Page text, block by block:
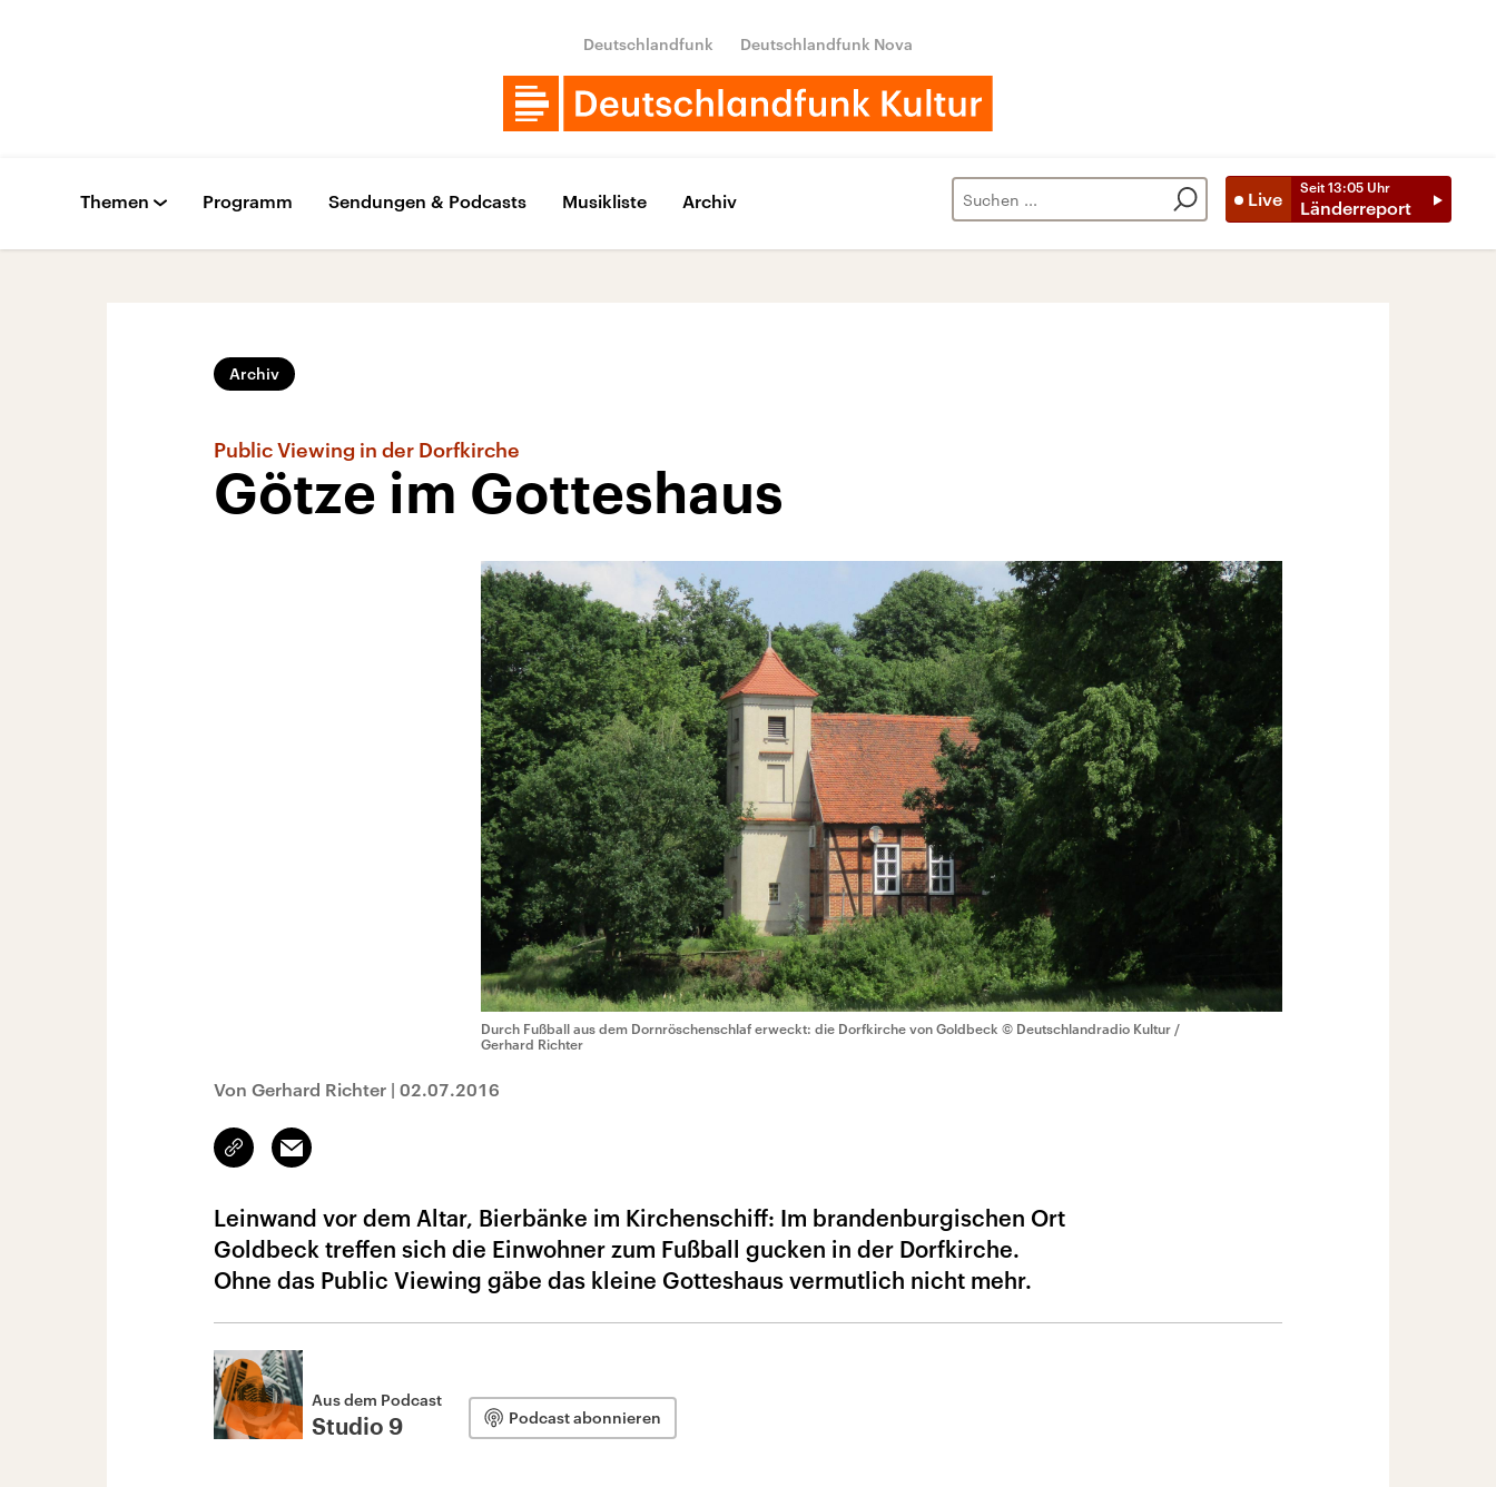
Deutschlandfunk Deutschlandfunk Nova
Live
Seit 13:05 Uhr
Länderreport
Themen Programm Sendungen & Podcasts Musikliste Archiv
Archiv
Public Viewing in der Dorfkirche
Götze im Gotteshaus
Durch Fußball aus dem Dornröschenschlaf erweckt: die Dorfkirche von Goldbeck © Deutschlandradio Kultur /
Gerhard Richter
Von Gerhard Richter | 02.07.2016
Link
kopieren/teilen
Email
Leinwand vor dem Altar, Bierbänke im Kirchenschiff: Im brandenburgischen Ort
Goldbeck treffen sich die Einwohner zum Fußball gucken in der Dorfkirche.
Ohne das Public Viewing gäbe das kleine Gotteshaus vermutlich nicht mehr.
Aus dem Podcast
Studio 9 Podcast abonnieren